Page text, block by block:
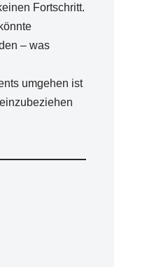
Fortschritt.
– was
umgehen ist